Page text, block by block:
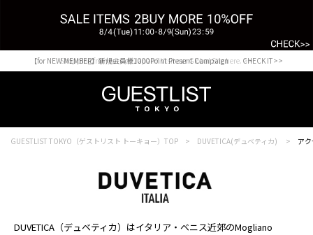
Shopping from outside Japan? Visit our Global Site here. >>
【for NEW MEMBER】新規会員様1000Point Present Campaign CHECK IT>>
GUESTLIST TOKYO（ゲストリスト トーキョー）TOP DUVETICA(デュベティカ) ア
DUVETICA（デュベティカ）はイタリア・ベニス近郊のMogliano